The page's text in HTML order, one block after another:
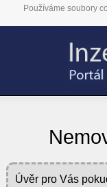
Používáme soubory
Úvěr pro Vás